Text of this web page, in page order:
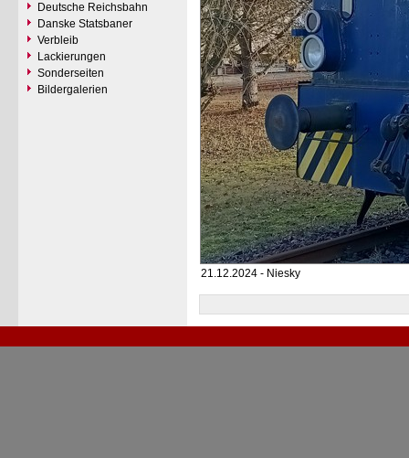
Deutsche Reichsbahn
Danske Statsbaner
Verbleib
Lackierungen
Sonderseiten
Bildergalerien
21.12.2024 - Niesky